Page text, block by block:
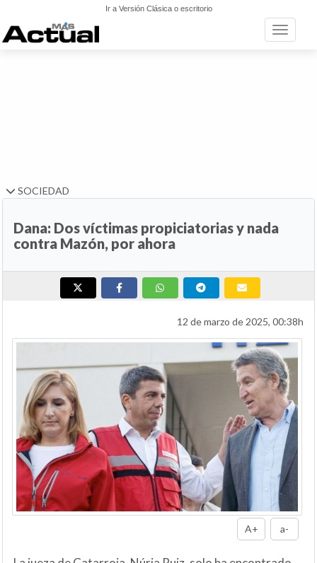
Ir a Versión Clásica o escritorio
Toggle
SOCIEDAD
Dana: Dos víctimas propiciatorias y nada
contra Mazón, por ahora
12 de marzo de 2025, 00:38h
A+ a-